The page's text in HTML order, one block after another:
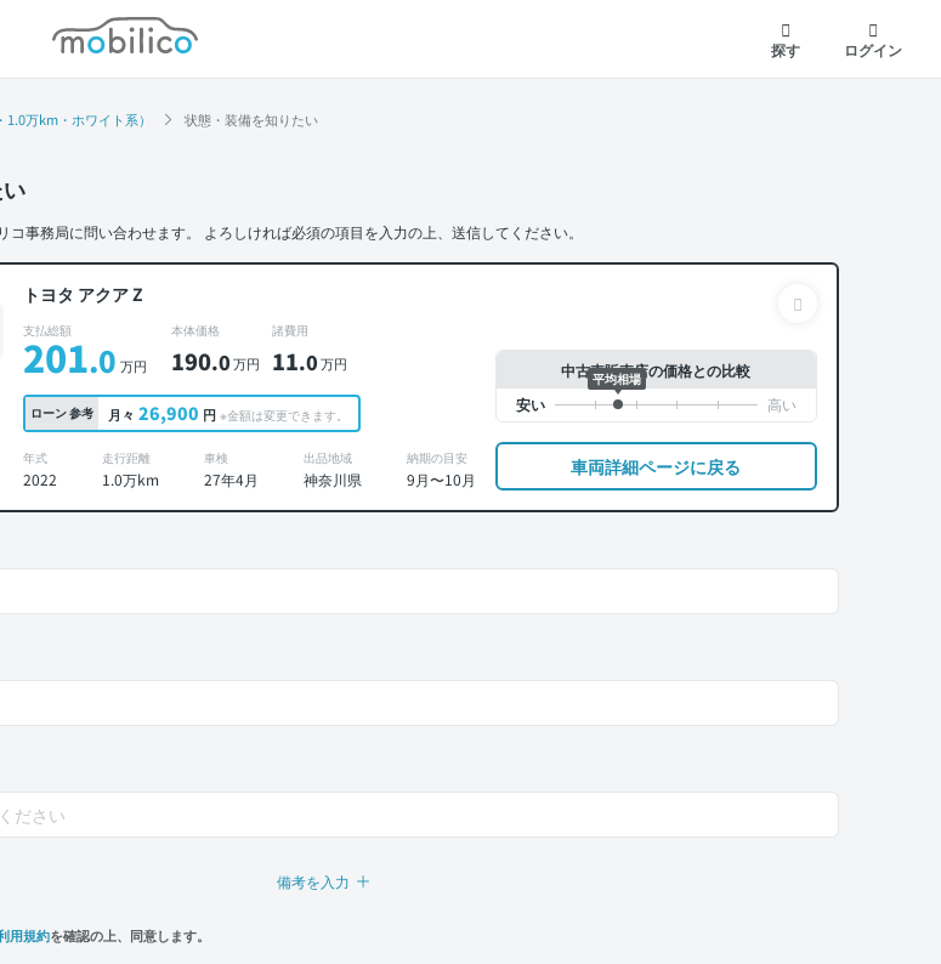
モビリコ
探す
ログイン
1.0万km・ホワイト系） 状態・装備を知りたい
事務局に問い合わせます。 よろしければ必須の項目を入力の上、送信してください。
トヨタ アクア Z
支払総額
201.0 万円
本体価格
190.0万円
諸費用
11.0万円
ローン参考 月々 26,900 円 ※金額は変更できます。
年式
2022
走行距離
1.0万km
車検
27年4月
出品地域
神奈川県
納期の目安
9月〜10月
中古車販売店の価格との比較
平均相場
車両詳細ページに戻る
備考を入力
用規約を確認の上、同意します。